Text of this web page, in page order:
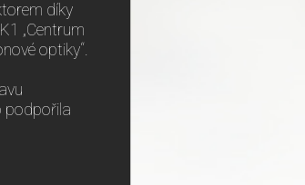
díky
„Centrum
optiky“.
podpořila